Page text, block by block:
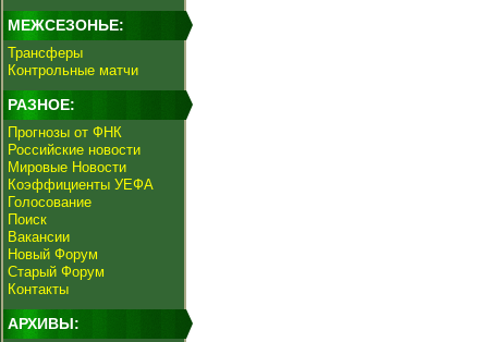
МЕЖСЕЗОНЬЕ:
Трансферы
Контрольные матчи
РАЗНОЕ:
Прогнозы от ФНК
Российские новости
Мировые Новости
Коэффициенты УЕФА
Голосование
Поиск
Вакансии
Новый Форум
Старый Форум
Контакты
АРХИВЫ: